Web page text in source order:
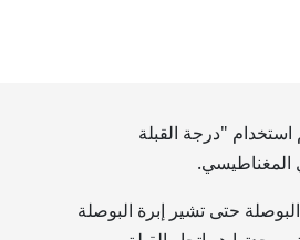
استخدام "درجة القبلة
المغناطيسي.
حتى تشير إبرة البوصلة